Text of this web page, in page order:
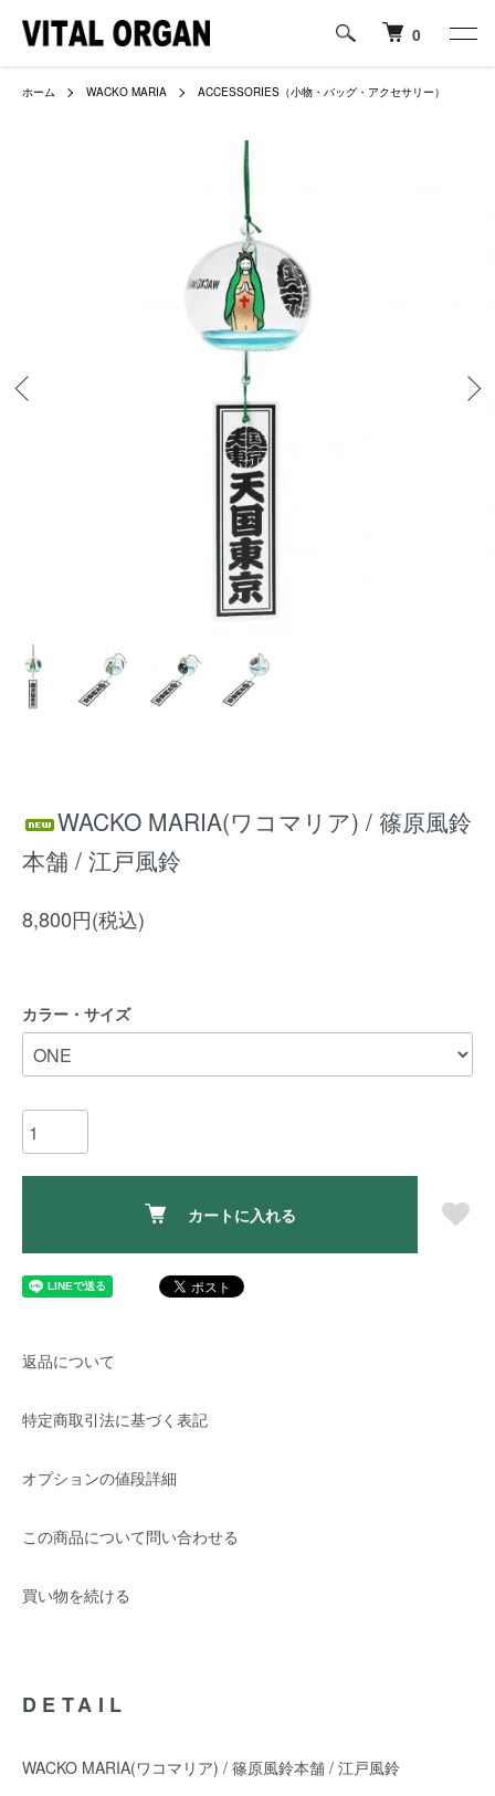
0
ホーム WACKO MARIA ACCESSORIES（小物・バッグ・アクセサリー）
WACKO MARIA(ワコマリア) / 篠原風鈴
本舗 / 江戸風鈴
8,800円(税込)
カラー・サイズ
カートに入れる
返品について
特定商取引法に基づく表記
オプションの値段詳細
この商品について問い合わせる
買い物を続ける
DETAIL
WACKO MARIA(ワコマリア) / 篠原風鈴本舗 / 江戸風鈴